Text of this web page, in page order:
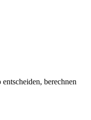
berechnen